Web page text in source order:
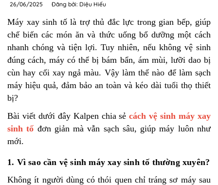
26/06/2025 Đăng bởi: Diệu Hiếu
Máy xay sinh tố là trợ thủ đắc lực trong gian bếp, giúp
chế biến các món ăn và thức uống bổ dưỡng một cách
nhanh chóng và tiện lợi. Tuy nhiên, nếu không vệ sinh
đúng cách, máy có thể bị bám bẩn, ám mùi, lưỡi dao bị
cùn hay cối xay ngả màu. Vậy làm thế nào để làm sạch
máy hiệu quả, đảm bảo an toàn và kéo dài tuổi thọ thiết
bị?
Bài viết dưới đây Kalpen chia sẻ cách vệ sinh máy xay
sinh tố đơn giản mà vẫn sạch sâu, giúp máy luôn như
mới.
1. Vì sao cần vệ sinh máy xay sinh tố thường xuyên?
Không ít người dùng có thói quen chỉ tráng sơ máy sau